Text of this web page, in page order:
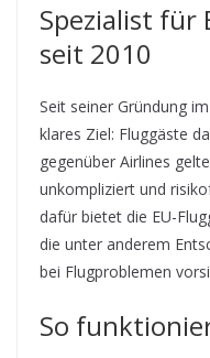
Spezialist für
seit 2010
Seit seiner Gründung
klares Ziel: Fluggäste
gegenüber Airlines
unkompliziert und
dafür bietet die EU-
die unter anderem
bei Flugproblemen
So